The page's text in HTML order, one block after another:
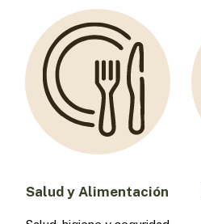
Salud y Alimentación